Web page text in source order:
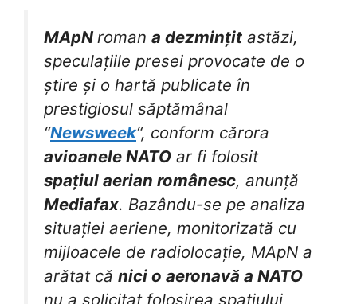
MApNroman a dezmințit astăzi,
speculațiile presei provocate de o
știre și o hartă publicate în
prestigiosul săptămânal
“Newsweek“, conform cărora
avioanele NATO ar fi folosit
spațiul aerian românesc, anunță
Mediafax. Bazându-se pe analiza
situației aeriene, monitorizată cu
mijloacele de radiolocație, MApN a
arătat că nici o aeronavă a NATO
nu a solicitat folosirea spațiului